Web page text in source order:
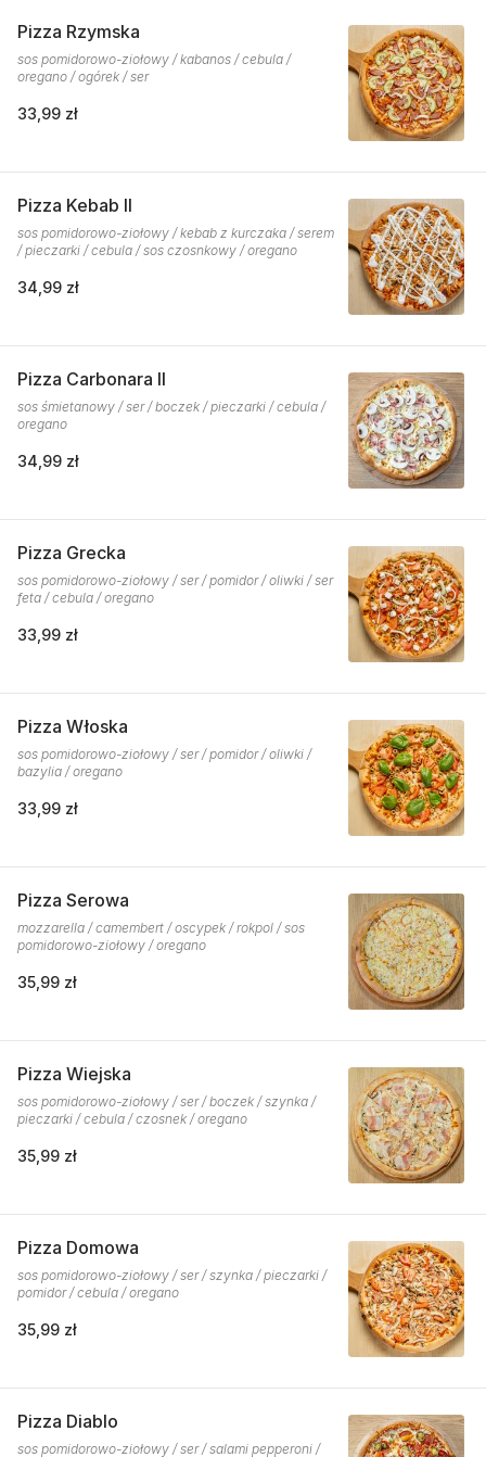
Pizza Rzymska
sos pomidorowo-ziołowy / kabanos / cebula /
oregano / ogórek / ser
33,99 zł
Pizza Kebab II
sos pomidorowo-ziołowy / kebab z kurczaka / serem
/ pieczarki / cebula / sos czosnkowy / oregano
34,99 zł
Pizza Carbonara II
sos śmietanowy / ser / boczek / pieczarki / cebula /
oregano
34,99 zł
Pizza Grecka
sos pomidorowo-ziołowy / ser / pomidor / oliwki / ser
feta / cebula / oregano
33,99 zł
Pizza Włoska
sos pomidorowo-ziołowy / ser / pomidor / oliwki /
bazylia / oregano
33,99 zł
Pizza Serowa
mozzarella / camembert / oscypek / rokpol / sos
pomidorowo-ziołowy / oregano
35,99 zł
Pizza Wiejska
sos pomidorowo-ziołowy / ser / boczek / szynka /
pieczarki / cebula / czosnek / oregano
35,99 zł
Pizza Domowa
sos pomidorowo-ziołowy / ser / szynka / pieczarki /
pomidor / cebula / oregano
35,99 zł
Pizza Diablo
sos pomidorowo-ziołowy / ser / salami pepperoni /